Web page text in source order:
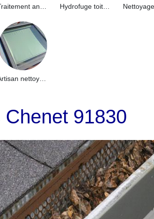
Artisan nettoyage de puits de lumière et Skydome 91
91830